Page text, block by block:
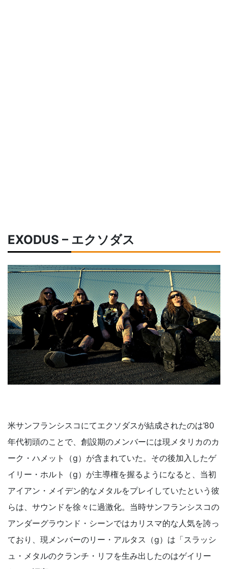
EXODUS – エクソダス
米サンフランシスコにてエクソダスが結成されたのは’80
年代初頭のことで、創設期のメンバーには現メタリカのカ
ーク・ハメット（g）が含まれていた。その後加入したゲ
イリー・ホルト（g）が主導権を握るようになると、当初
アイアン・メイデン的なメタルをプレイしていたという彼
らは、サウンドを徐々に過激化。当時サンフランシスコの
アンダーグラウンド・シーンではカリスマ的な人気を誇っ
ており、現メンバーのリー・アルタス（g）は「スラッシ
ュ・メタルのクランチ・リフを生み出したのはゲイリー